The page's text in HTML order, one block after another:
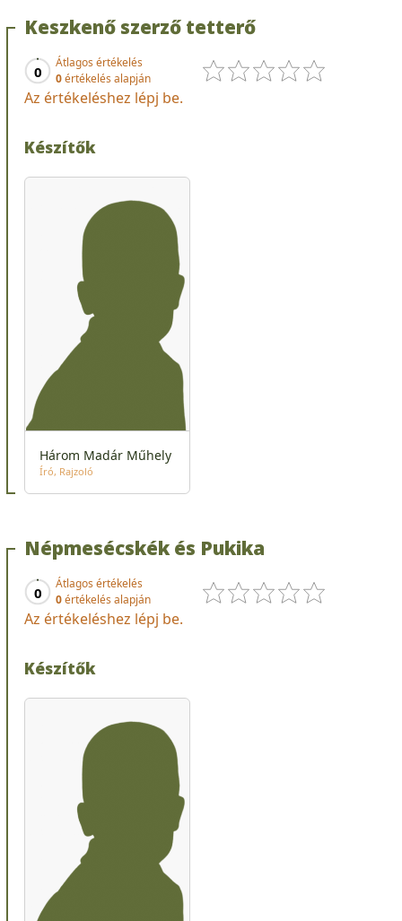
Keszkenő szerző tetterő
0
Átlagos értékelés
0értékelés alapján
Az értékeléshez lépj be.
Készítők
Három Madár Műhely
Író Rajzoló
Népmesécskék és Pukika
0
Átlagos értékelés
0értékelés alapján
Az értékeléshez lépj be.
Készítők